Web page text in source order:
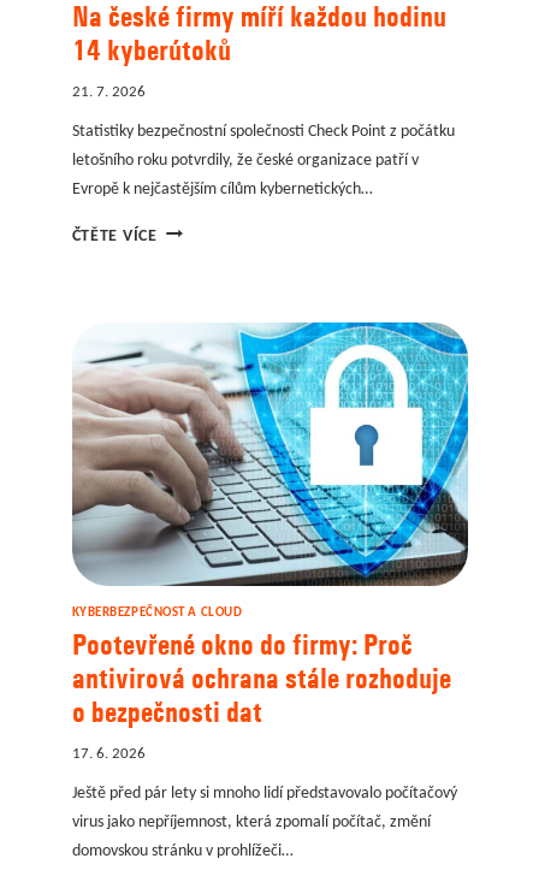
Na české firmy míří každou hodinu
14 kyberútoků
21. 7. 2026
Statistiky bezpečnostní společnosti Check Point z počátku
letošního roku potvrdily, že české organizace patří v
Evropě k nejčastějším cílům kybernetických…
ČTĚTE VÍCENA
KAŽDOU
HODINU
14
KYBERÚTOKŮ
KYBERBEZPEČNOST A CLOUD
Pootevřené okno do firmy: Proč
antivirová ochrana stále rozhoduje
o bezpečnosti dat
17. 6. 2026
Ještě před pár lety si mnoho lidí představovalo počítačový
virus jako nepříjemnost, která zpomalí počítač, změní
domovskou stránku v prohlížeči…